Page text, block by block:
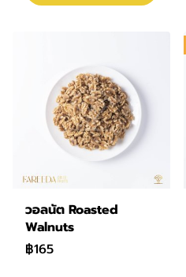
วอลนัต Roasted
Walnuts
฿165